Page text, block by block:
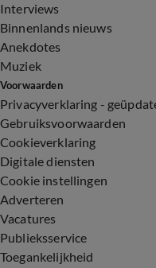
Interviews
Binnenlands nieuws
Anekdotes
Muziek
Voorwaarden
Privacyverklaring -
Gebruiksvoorwaarden
Cookieverklaring
Digitale diensten
Cookie instellingen
Adverteren
Vacatures
Publieksservice
Toegankelijkheid